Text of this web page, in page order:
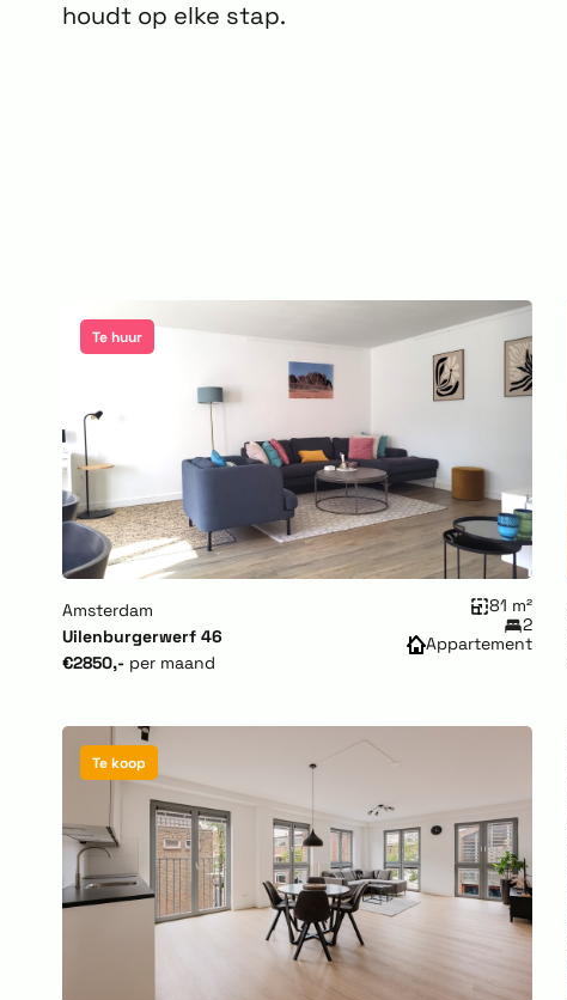
houdt op elke stap.
Te huur
Amsterdam
Uilenburgerwerf 46
€2850,- per maand
81 m²
2
Appartement
Te koop